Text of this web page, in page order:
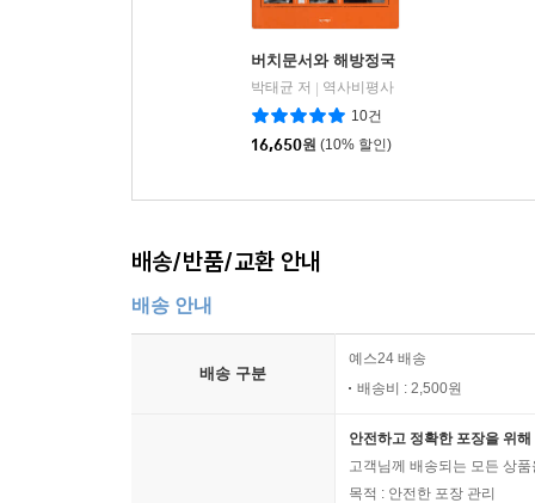
버치문서와 해방정국
박태균 저
역사비평사
10건
16,650원 (10% 할인)
배송/반품/교환 안내
배송 안내
배송 구분
예스24 배송
배송비 : 2,500원
안전하고 정확한 포장을 위
고객님께 배송되는 모든 상
목적 : 안전한 포장 관리